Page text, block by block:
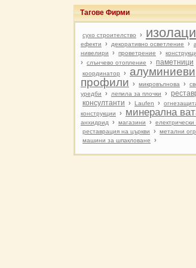
Тагове Фирми
сухо строителство ›
ефекти
› декоративно осветление ›
нивелири
› проветрение ›
› слънчево отопление › паметници
координатор ›
алуминиеви
профили › микровълнова ›
уредби
› лепила за плочки ›
консултанти › Laufen ›
конструкции
› минерална
анхидрид
› магазини ›
реставрация на църкви › метални
машини за шпакловане ›